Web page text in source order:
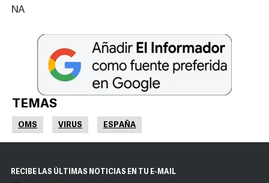
NA
TEMAS
OMS VIRUS ESPAÑA
RECIBE LAS ÚLTIMAS NOTICIAS EN TU E-MAIL